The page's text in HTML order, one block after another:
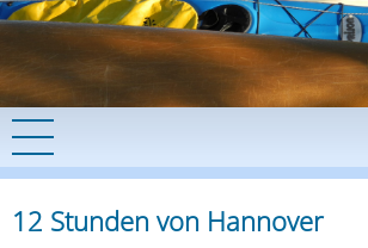
12 Stunden von Hannover